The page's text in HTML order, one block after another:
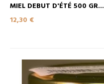
MIEL DEBUT D'ÉTÉ 500 GR...
Prix
12,30 €